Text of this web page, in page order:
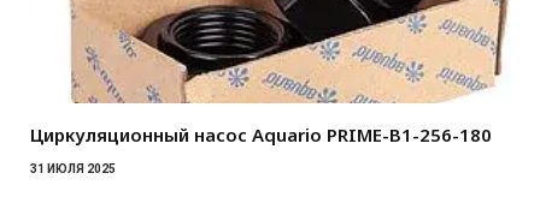
Циркуляционный насос Aquario PRIME-B1-256-180
31 ИЮЛЯ 2025